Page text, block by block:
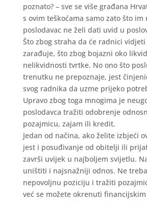
poznato? – sve se više građana
s ovim teškoćama samo zato što im
poslodavac ne želi dati uvid u
Što zbog straha da će radnici
zarađuje, što zbog bojazni oko
nelikvidnosti tvrtke. No ono što
trenutku ne prepoznaje, jest
svog radnika da uzme prijeko
Upravo zbog toga mnogima je
poslodavca tražiti odobrenje
pozajmicu, zajam ili kredit.
Jedan od načina, ako želite izbjeći
jest i posuđivanje od obitelji ili
završi uvijek u najboljem svijetlu.
uništiti i najsnažniji odnos. Ne
nepovoljnu poziciju i tražiti
već se možete okrenuti